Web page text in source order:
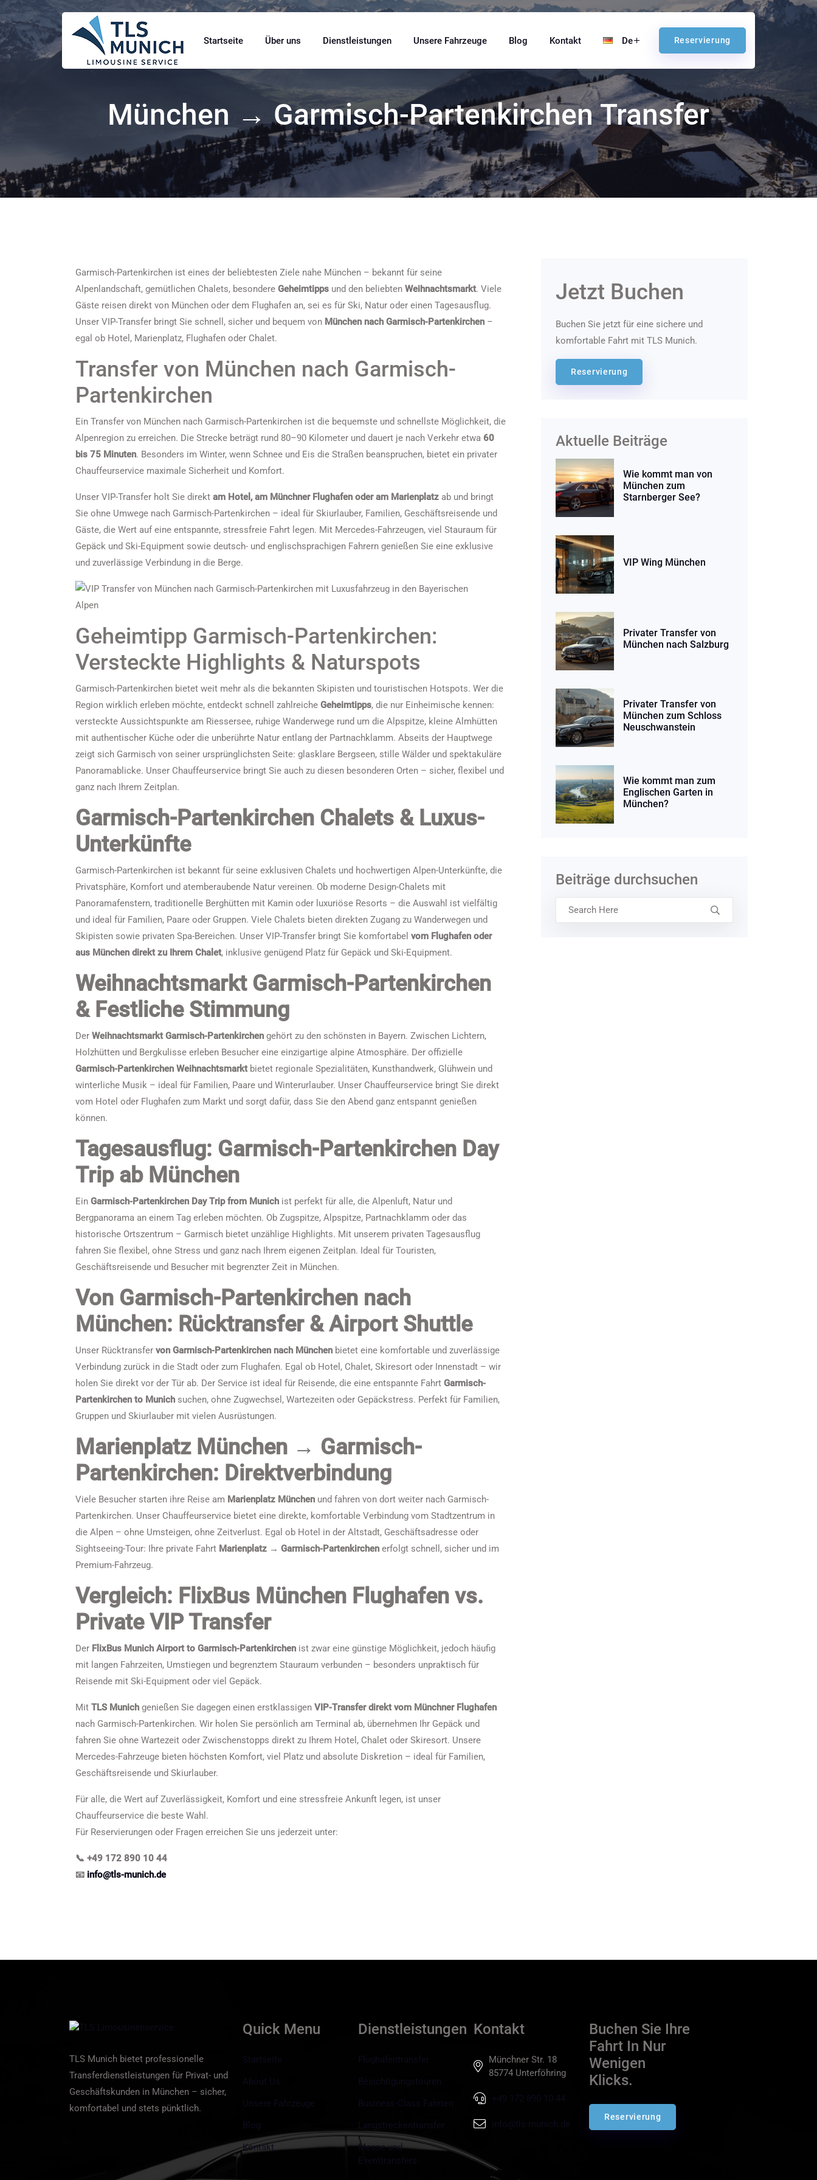
Startseite Über uns Dienstleistungen Unsere Fahrzeuge Blog Kontakt De Reservierung
München → Garmisch-Partenkirchen Transfer
Garmisch-Partenkirchen ist eines der beliebtesten Ziele nahe München – bekannt für seine
Alpenlandschaft, gemütlichen Chalets, besondere Geheimtipps und den beliebten Weihnachtsmarkt. Viele
Gäste reisen direkt von München oder dem Flughafen an, sei es für Ski, Natur oder einen Tagesausflug.
Unser VIP-Transfer bringt Sie schnell, sicher und bequem von München nach Garmisch-Partenkirchen –
egal ob Hotel, Marienplatz, Flughafen oder Chalet.
Transfer von München nach Garmisch-
Partenkirchen
Ein Transfer von München nach Garmisch-Partenkirchen ist die bequemste und schnellste Möglichkeit, die
Alpenregion zu erreichen. Die Strecke beträgt rund 80–90 Kilometer und dauert je nach Verkehr etwa 60
bis 75 Minuten. Besonders im Winter, wenn Schnee und Eis die Straßen beanspruchen, bietet ein privater
Chauffeurservice maximale Sicherheit und Komfort.
Unser VIP-Transfer holt Sie direkt am Hotel, am Münchner Flughafen oder am Marienplatz ab und bringt
Sie ohne Umwege nach Garmisch-Partenkirchen – ideal für Skiurlauber, Familien, Geschäftsreisende und
Gäste, die Wert auf eine entspannte, stressfreie Fahrt legen. Mit Mercedes-Fahrzeugen, viel Stauraum für
Gepäck und Ski-Equipment sowie deutsch- und englischsprachigen Fahrern genießen Sie eine exklusive
und zuverlässige Verbindung in die Berge.
Geheimtipp Garmisch-Partenkirchen:
Versteckte Highlights & Naturspots
Garmisch-Partenkirchen bietet weit mehr als die bekannten Skipisten und touristischen Hotspots. Wer die
Region wirklich erleben möchte, entdeckt schnell zahlreiche Geheimtipps, die nur Einheimische kennen:
versteckte Aussichtspunkte am Riessersee, ruhige Wanderwege rund um die Alpspitze, kleine Almhütten
mit authentischer Küche oder die unberührte Natur entlang der Partnachklamm. Abseits der Hauptwege
zeigt sich Garmisch von seiner ursprünglichsten Seite: glasklare Bergseen, stille Wälder und spektakuläre
Panoramablicke. Unser Chauffeurservice bringt Sie auch zu diesen besonderen Orten – sicher, flexibel und
ganz nach Ihrem Zeitplan.
Garmisch-Partenkirchen Chalets & Luxus-
Unterkünfte
Garmisch-Partenkirchen ist bekannt für seine exklusiven Chalets und hochwertigen Alpen-Unterkünfte, die
Privatsphäre, Komfort und atemberaubende Natur vereinen. Ob moderne Design-Chalets mit
Panoramafenstern, traditionelle Berghütten mit Kamin oder luxuriöse Resorts – die Auswahl ist vielfältig
und ideal für Familien, Paare oder Gruppen. Viele Chalets bieten direkten Zugang zu Wanderwegen und
Skipisten sowie privaten Spa-Bereichen. Unser VIP-Transfer bringt Sie komfortabel vom Flughafen oder
aus München direkt zu Ihrem Chalet, inklusive genügend Platz für Gepäck und Ski-Equipment.
Weihnachtsmarkt Garmisch-Partenkirchen
& Festliche Stimmung
Der Weihnachtsmarkt Garmisch-Partenkirchen gehört zu den schönsten in Bayern. Zwischen Lichtern,
Holzhütten und Bergkulisse erleben Besucher eine einzigartige alpine Atmosphäre. Der offizielle
Garmisch-Partenkirchen Weihnachtsmarktbietet regionale Spezialitäten, Kunsthandwerk, Glühwein und
winterliche Musik – ideal für Familien, Paare und Winterurlauber. Unser Chauffeurservice bringt Sie direkt
vom Hotel oder Flughafen zum Markt und sorgt dafür, dass Sie den Abend ganz entspannt genießen
können.
Tagesausflug: Garmisch-Partenkirchen Day
Trip ab München
Ein Garmisch-Partenkirchen Day Trip from Munich ist perfekt für alle, die Alpenluft, Natur und
Bergpanorama an einem Tag erleben möchten. Ob Zugspitze, Alpspitze, Partnachklamm oder das
historische Ortszentrum – Garmisch bietet unzählige Highlights. Mit unserem privaten Tagesausflug
fahren Sie flexibel, ohne Stress und ganz nach Ihrem eigenen Zeitplan. Ideal für Touristen,
Geschäftsreisende und Besucher mit begrenzter Zeit in München.
Von Garmisch-Partenkirchen nach
München: Rücktransfer & Airport Shuttle
Unser Rücktransfer von Garmisch-Partenkirchen nach München bietet eine komfortable und zuverlässige
Verbindung zurück in die Stadt oder zum Flughafen. Egal ob Hotel, Chalet, Skiresort oder Innenstadt – wir
holen Sie direkt vor der Tür ab. Der Service ist ideal für Reisende, die eine entspannte Fahrt Garmisch-
Partenkirchen to Munich suchen, ohne Zugwechsel, Wartezeiten oder Gepäckstress. Perfekt für Familien,
Gruppen und Skiurlauber mit vielen Ausrüstungen.
Marienplatz München → Garmisch-
Partenkirchen: Direktverbindung
Viele Besucher starten ihre Reise am Marienplatz München und fahren von dort weiter nach Garmisch-
Partenkirchen. Unser Chauffeurservice bietet eine direkte, komfortable Verbindung vom Stadtzentrum in
die Alpen – ohne Umsteigen, ohne Zeitverlust. Egal ob Hotel in der Altstadt, Geschäftsadresse oder
Sightseeing-Tour: Ihre private Fahrt Marienplatz → Garmisch-Partenkirchen erfolgt schnell, sicher und im
Premium-Fahrzeug.
Vergleich: FlixBus München Flughafen vs.
Private VIP Transfer
Der FlixBus Munich Airport to Garmisch-Partenkirchen ist zwar eine günstige Möglichkeit, jedoch häufig
mit langen Fahrzeiten, Umstiegen und begrenztem Stauraum verbunden – besonders unpraktisch für
Reisende mit Ski-Equipment oder viel Gepäck.
Mit TLS Munich genießen Sie dagegen einen erstklassigen VIP-Transfer direkt vom Münchner Flughafen
nach Garmisch-Partenkirchen. Wir holen Sie persönlich am Terminal ab, übernehmen Ihr Gepäck und
fahren Sie ohne Wartezeit oder Zwischenstopps direkt zu Ihrem Hotel, Chalet oder Skiresort. Unsere
Mercedes-Fahrzeuge bieten höchsten Komfort, viel Platz und absolute Diskretion – ideal für Familien,
Geschäftsreisende und Skiurlauber.
Für alle, die Wert auf Zuverlässigkeit, Komfort und eine stressfreie Ankunft legen, ist unser
Chauffeurservice die beste Wahl.
Für Reservierungen oder Fragen erreichen Sie uns jederzeit unter:
📞 +49 172 890 10 44
📧 info@tls-munich.de
Jetzt Buchen
Buchen Sie jetzt für eine sichere und
komfortable Fahrt mit TLS Munich.
Reservierung
Aktuelle Beiträge
Wie kommt man von
München zum
Starnberger See?
VIP Wing München
Privater Transfer von
München nach Salzburg
Privater Transfer von
München zum Schloss
Neuschwanstein
Wie kommt man zum
Englischen Garten in
München?
Beiträge durchsuchen
TLS Munich bietet professionelle
Transferdienstleistungen für Privat- und
Geschäftskunden in München – sicher,
komfortabel und stets pünktlich.
Quick Menu
Startseite
About Us
Unsere Fahrzeuge
Blog
Kontakt
Dienstleistungen
Flughafentransfer
Besichtigungstouren
Business-Class Fahrten
Langstreckentransfer
Messe und
Eventtransfers
Kontakt
Münchner Str. 18
85774 Unterföhring
+49 172 890 10 44
info@tls-munich.de
Buchen Sie Ihre
Fahrt In Nur
Wenigen
Klicks.
Reservierung